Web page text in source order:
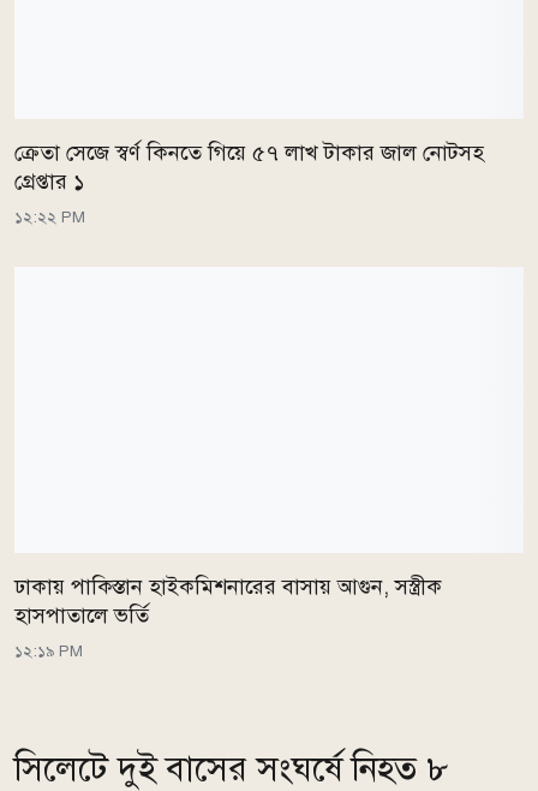
ক্রেতা সেজে স্বর্ণ কিনতে গিয়ে ৫৭ লাখ টাকার জাল নোটসহ
গ্রেপ্তার ১
১২:২২ PM
ঢাকায় পাকিস্তান হাইকমিশনারের বাসায় আগুন, সস্ত্রীক
হাসপাতালে ভর্তি
১২:১৯ PM
সিলেটে দুই বাসের সংঘর্ষে নিহত ৮